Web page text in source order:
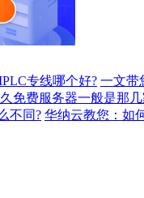
专线哪个好? 一文带
免费服务器一般是那几
不同? 华纳云教您：如